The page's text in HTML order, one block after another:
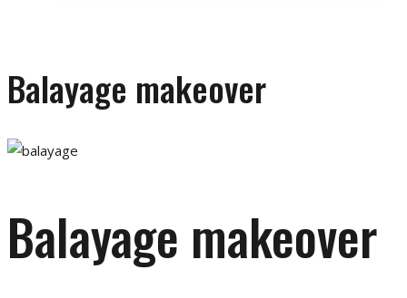
Balayage makeover
Balayage makeover